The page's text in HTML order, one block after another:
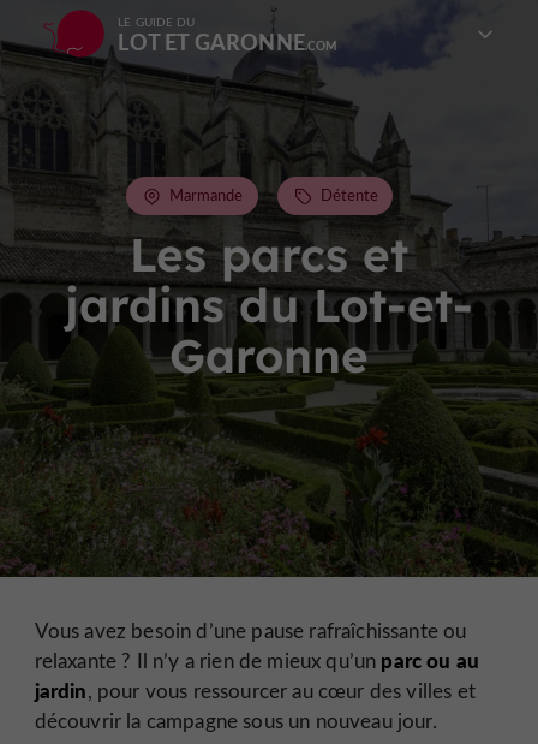
LE GUIDE DU
LOT ET GARONNE
Les parcs et
jardins du Lot-et-
Garonne
Marmande Détente
Vous avez besoin d’une pause rafraîchissante ou
relaxante ? Il n’y a rien de mieux qu’un parc ou au
jardin, pour vous ressourcer au cœur des villes et
découvrir la campagne sous un nouveau jour.